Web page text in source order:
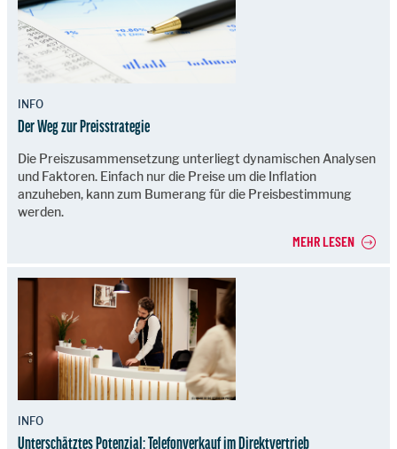
INFO
Der Weg zur Preisstrategie
Die Preiszusammensetzung unterliegt dynamischen Analysen
und Faktoren. Einfach nur die Preise um die Inflation
anzuheben, kann zum Bumerang für die Preisbestimmung
werden.
MEHR LESEN
INFO
Unterschätztes Potenzial: Telefonverkauf im Direktvertrieb